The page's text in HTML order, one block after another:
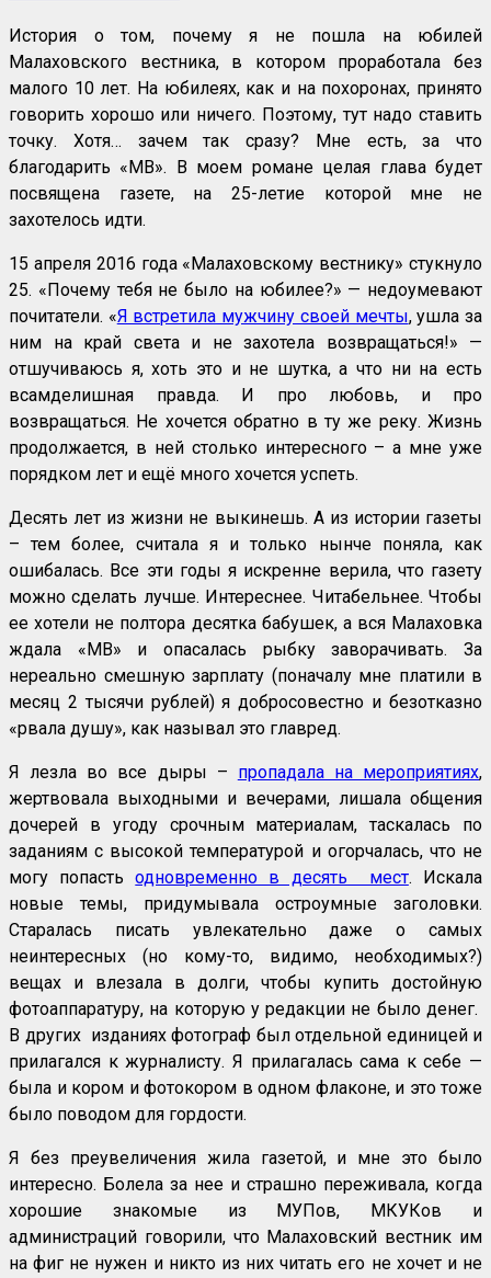
История о том, почему я не пошла на юбилей
Малаховского вестника, в котором проработала без
малого 10 лет. На юбилеях, как и на похоронах, принято
говорить хорошо или ничего. Поэтому, тут надо ставить
точку. Хотя… зачем так сразу? Мне есть, за что
благодарить «МВ». В моем романе целая глава будет
посвящена газете, на 25-летие которой мне не
захотелось идти.
15 апреля 2016 года «Малаховскому вестнику» стукнуло
25. «Почему тебя не было на юбилее?» — недоумевают
почитатели. «Я встретила мужчину своей мечты, ушла за
ним на край света и не захотела возвращаться!» —
отшучиваюсь я, хоть это и не шутка, а что ни на есть
всамделишная правда. И про любовь, и про
возвращаться. Не хочется обратно в ту же реку. Жизнь
продолжается, в ней столько интересного – а мне уже
порядком лет и ещё много хочется успеть.
Десять лет из жизни не выкинешь. А из истории газеты
– тем более, считала я и только нынче поняла, как
ошибалась. Все эти годы я искренне верила, что газету
можно сделать лучше. Интереснее. Читабельнее. Чтобы
ее хотели не полтора десятка бабушек, а вся Малаховка
ждала «МВ» и опасалась рыбку заворачивать. За
нереально смешную зарплату (поначалу мне платили в
месяц 2 тысячи рублей) я добросовестно и безотказно
«рвала душу», как называл это главред.
Я лезла во все дыры – пропадала на мероприятиях,
жертвовала выходными и вечерами, лишала общения
дочерей в угоду срочным материалам, таскалась по
заданиям с высокой температурой и огорчалась, что не
могу попастьодновременно в десять мест. Искала
новые темы, придумывала остроумные заголовки.
Старалась писать увлекательно даже о самых
неинтересных (но кому-то, видимо, необходимых?)
вещах и влезала в долги, чтобы купить достойную
фотоаппаратуру, на которую у редакции не было денег.
В других изданиях фотограф был отдельной единицей и
прилагался к журналисту. Я прилагалась сама к себе —
была и кором и фотокором в одном флаконе, и это тоже
было поводом для гордости.
Я без преувеличения жила газетой, и мне это было
интересно. Болела за нее и страшно переживала, когда
хорошие знакомые из МУПов, МКУКов и
администраций говорили, что Малаховский вестник им
на фиг не нужен и никто из них читать его не хочет и не